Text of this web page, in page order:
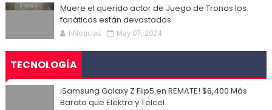
Muere el querido actor de Juego de Tronos los
fanáticos están devastados
I-Noticias May 07, 2024
TECNOLOGÍA
¡Samsung Galaxy Z Flip5 en REMATE! $6,400 Más
Barato que Elektra y Telcel